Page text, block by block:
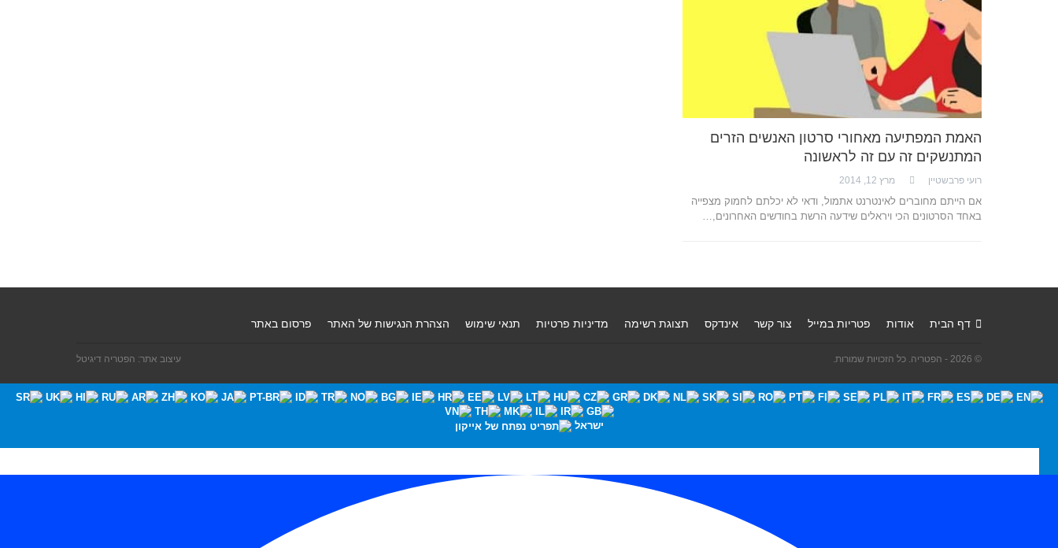
האמת המפתיעה מאחורי סרטון האנשים הזרים
המתנשקים זה עם זה לראשונה
רועי פרבשטיין מרץ 12, 2014
אם הייתם מחוברים לאינטרנט אתמול, ודאי לא יכלתם לחמוק מצפייה
באחד הסרטונים הכי ויראלים שידעה הרשת בחודשים האחרונים,…
דף הבית אודות פטריות במייל צור קשר אינדקס תצוגת רשימה מדיניות פרטיות תנאי שימוש הצהרת הנגישות של האתר פרסום באתר
© 2026 - הפטריה. כל הזכויות שמורות. עיצוב אתר: הפטריה דיגיטל
ישראל